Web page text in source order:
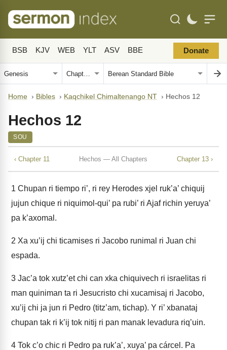
BSB KJV WEB YLT ASV BBE Donate
Home › Bibles › Kaqchikel Chimaltenango NT › Hechos 12
Hechos 12
SOU
‹ Chapter 11 Hechos — All Chapters Chapter 13 ›
1 Chupan ri tiempo ri’, ri rey Herodes xjel ruk’a’ chiquij
jujun chique ri niquimol-qui’ pa rubi’ ri Ajaf richin yeruya’
pa k’axomal.
2 Xa xu’ij chi ticamises ri Jacobo runimal ri Juan chi
espada.
3 Jac’a tok xutz’et chi can xka chiquivech ri israelitas ri
man quiniman ta ri Jesucristo chi xucamisaj ri Jacobo,
xu’ij chi ja jun ri Pedro (titz’am, tichap). Y ri’ xbanataj
chupan tak ri k’ij tok nitij ri pan manak levadura riq’uin.
4 Tok c’o chic ri Pedro pa ruk’a’, xuya’ pa cárcel. Pa